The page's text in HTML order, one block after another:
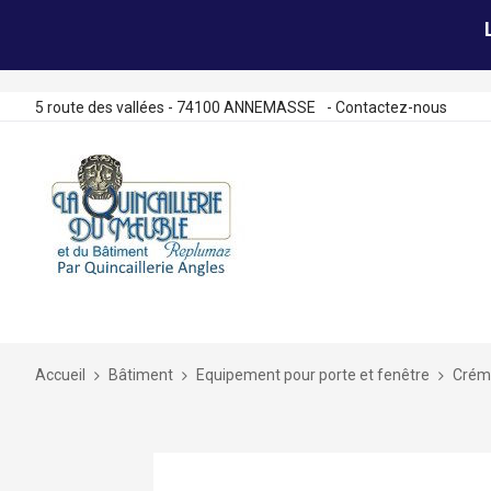
5 route des vallées - 74100 ANNEMASSE - Contactez-nous
Accueil Bâtiment Equipement pour porte et fenêtre